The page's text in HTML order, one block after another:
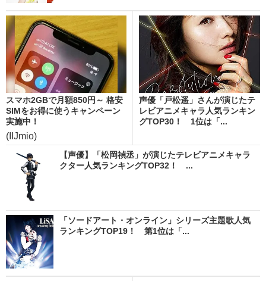
スマホ2GBで月額850円～ 格安
SIMをお得に使うキャンペーン
実施中！
(IIJmio)
声優「戸松遥」さんが演じたテ
レビアニメキャラ人気ランキン
グTOP30！ 1位は「...
【声優】「松岡禎丞」が演じたテレビアニメキャラ
クター人気ランキングTOP32！ ...
「ソードアート・オンライン」シリーズ主題歌人気
ランキングTOP19！ 第1位は「...